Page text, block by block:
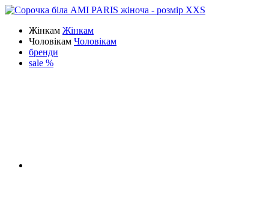
Жінкам Жінкам
Чоловікам Чоловікам
бренди
sale %